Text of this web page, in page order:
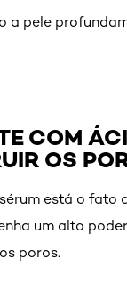
a pele
COM
OS
está o fato
um alto
poros.